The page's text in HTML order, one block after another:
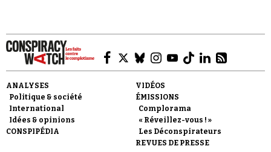
ANALYSES
Politique & société
International
Idées & opinions
CONSPIPÉDIA
VIDÉOS
ÉMISSIONS
Complorama
« Réveillez-vous ! »
Les Déconspirateurs
REVUES DE PRESSE